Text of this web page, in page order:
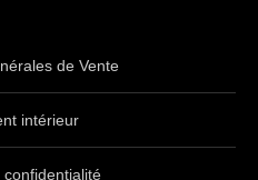
de Vente
intérieur
confidentialité